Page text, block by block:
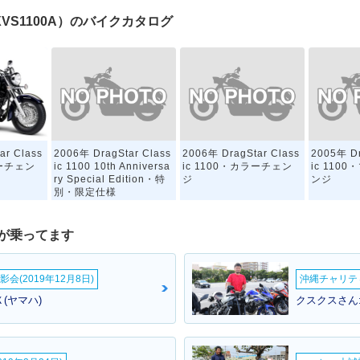
）のバイクカタログ
Class
ェン
2006年 DragStar Class
ic 1100 10th Anniversa
ry Special Edition・特
別・限定仕様
2006年 DragStar Class
ic 1100・カラーチェン
ジ
2005年
ic 1100・
ンジ
Class
チェン
2001年 DragStar Class
ic 1100・新登場
乗ってます
会(2019年12月8日)
(ヤマハ)
沖縄チャリ
クスクスさ